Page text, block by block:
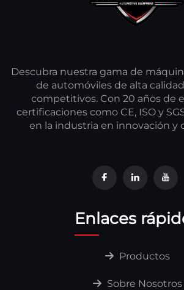
Descubra nuestra gama de
de automóviles de alta
competitivos. Con 20 años de
certificaciones como CE, ISO y
en la industria en innovación y
Enlaces
Productos
Sobre Nosotros